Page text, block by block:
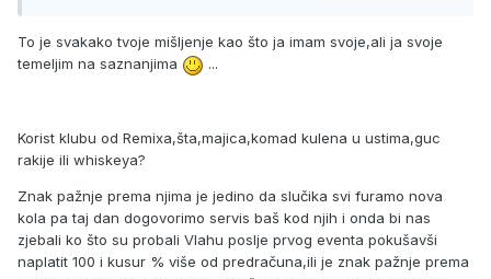
To je svakako tvoje mišljenje kao što ja imam svoje,ali ja svoje
temeljim na saznanjima
...
Korist klubu od Remixa,šta,majica,komad kulena u ustima,guc
rakije ili whiskeya?
Znak pažnje prema njima je jedino da slučika svi furamo nova
kola pa taj dan dogovorimo servis baš kod njih i onda bi nas
zjebali ko što su probali Vlahu poslje prvog eventa pokušavši
naplatit 100 i kusur % više od predračuna,ili je znak pažnje prema